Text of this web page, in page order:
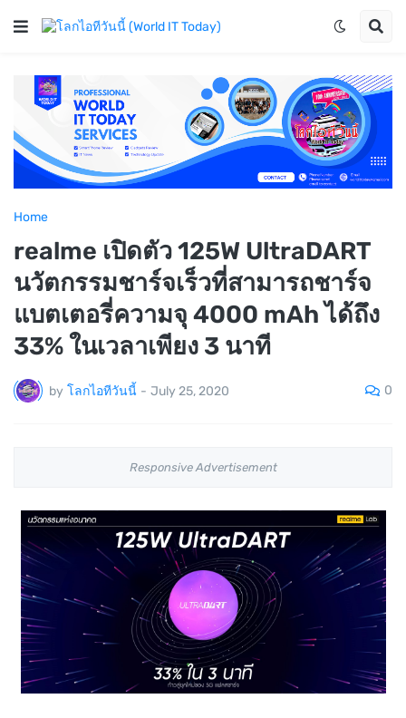
Home
realme เปิดตัว 125W UltraDART
นวัตกรรมชาร์จเร็วที่สามารถชาร์จ
แบตเตอรี่ความจุ 4000 mAh ได้ถึง
33% ในเวลาเพียง 3 นาที
by โลกไอทีวันนี้ - July 25, 2020 0
Responsive Advertisement